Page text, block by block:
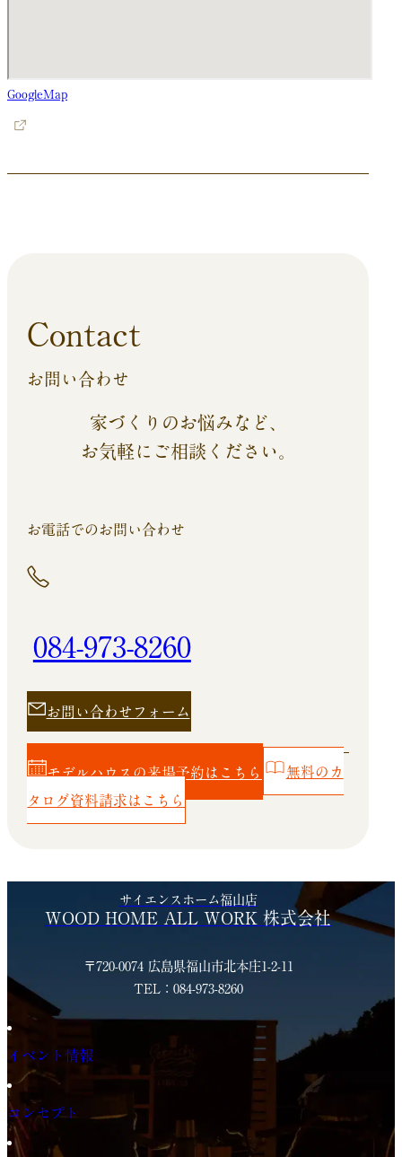
GoogleMap
Contact
お問い合わせ
家づくりのお悩みなど、
お気軽にご相談ください。
お電話でのお問い合わせ
084-973-8260
お問い合わせフォーム
モデルハウスの来場予約はこちら
無料のカ
タログ資料請求はこちら
サイエンスホーム福山店
WOOD HOME ALL WORK 株式会社
〒720-0074 広島県福山市北本庄1-2-11
TEL：084-973-8260
イベント情報
コンセプト